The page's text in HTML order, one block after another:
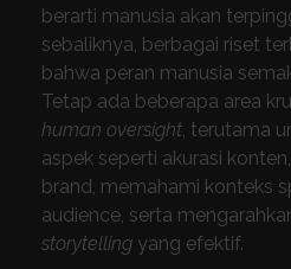
berarti manusia akan
sebaliknya, berbagai riset
bahwa peran manusia
Tetap ada beberapa area
human oversight , terutama
aspek seperti akurasi
brand, memahami konteks
audience, serta
storytelling yang efektif.